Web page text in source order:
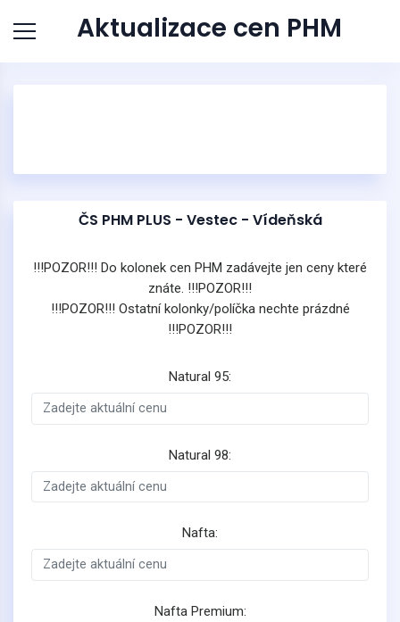
Aktualizace cen PHM
ČS PHM PLUS - Vestec - Vídeňská
!!!POZOR!!! Do kolonek cen PHM zadávejte jen ceny které
znáte. !!!POZOR!!!
!!!POZOR!!! Ostatní kolonky/políčka nechte prázdné
!!!POZOR!!!
Natural 95:
Natural 98:
Nafta:
Nafta Premium: